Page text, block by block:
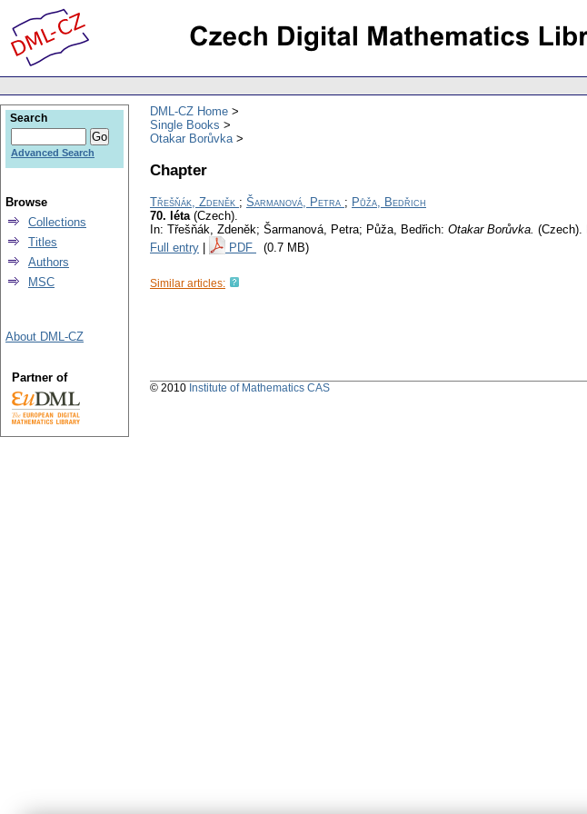
DML-CZ Home
Single Books
Otakar Borůvka
Chapter
Třešňák, Zdeněk ; Šarmanová, Petra ; Půža, Bedřich
70. léta (Czech).
In: Třešňák, Zdeněk; Šarmanová, Petra; Půža, Bedřich: Otakar Borůvka. (Czech).
Full entry
PDF (0.7 MB)
Similar articles:
Search
Advanced Search
Browse
Collections
Titles
Authors
MSC
About DML-CZ
Partner of
© 2010 Institute of Mathematics CAS